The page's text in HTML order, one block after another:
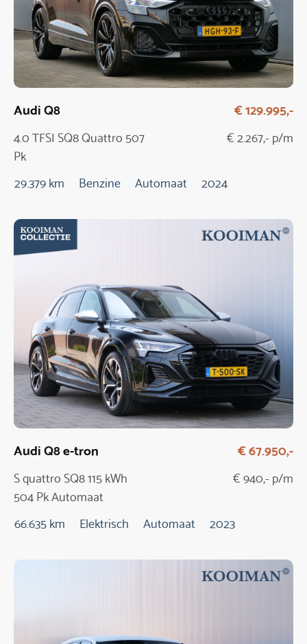
Audi Q8
4.0 TFSI SQ8 Quattro 507
Pk
€ 129.995,-
€ 2.267,- p/m
29.379 km Benzine Automaat 2024
Audi Q8 e-tron
S quattro SQ8 115 kWh
504 Pk Automaat
€ 67.950,-
€ 940,- p/m
66.635 km Elektrisch Automaat 2023